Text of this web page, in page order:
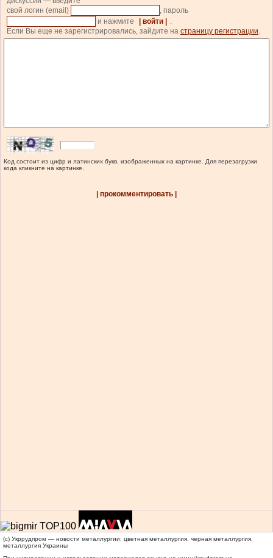
свой логин (email)
, пароль
и нажмите
| войти |
.
Если Вы еще не зарегистрировались, зайдите на страницу регистрации.
Код состоит из цифр и латинских букв, изображенных на картинке. Для перезагрузки
кода кликните на картинке.
| прокомментировать |
(c) Укррудпром — новости металлургии: цветная металлургия, черная металлургия,
металлургия Украины